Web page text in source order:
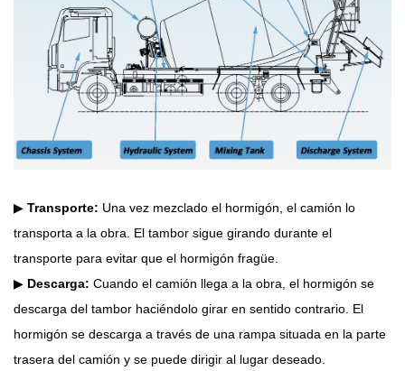
▶ Transporte: Una vez mezclado el hormigón, el camión lo
transporta a la obra. El tambor sigue girando durante el
transporte para evitar que el hormigón fragüe.
▶ Descarga: Cuando el camión llega a la obra, el hormigón se
descarga del tambor haciéndolo girar en sentido contrario. El
hormigón se descarga a través de una rampa situada en la parte
trasera del camión y se puede dirigir al lugar deseado.